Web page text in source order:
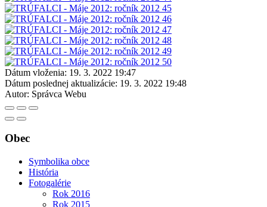
Dátum vloženia: 19. 3. 2022 19:47
Dátum poslednej aktualizácie: 19. 3. 2022 19:48
Autor: Správca Webu
Obec
Symbolika obce
História
Fotogalérie
Rok 2016
Rok 2015